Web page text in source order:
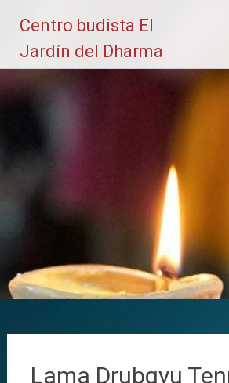
contenido
Centro budista El
Jardín del Dharma
Lama Drubgyu